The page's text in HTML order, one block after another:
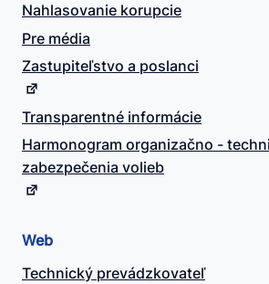
Nahlasovanie korupcie
Pre média
Zastupiteľstvo a poslanci
Transparentné informácie
Harmonogram organizačno -
zabezpečenia volieb
Web
Technický prevádzkovateľ